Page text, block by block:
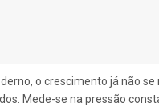
o crescimento já não se
Mede-se na pressão